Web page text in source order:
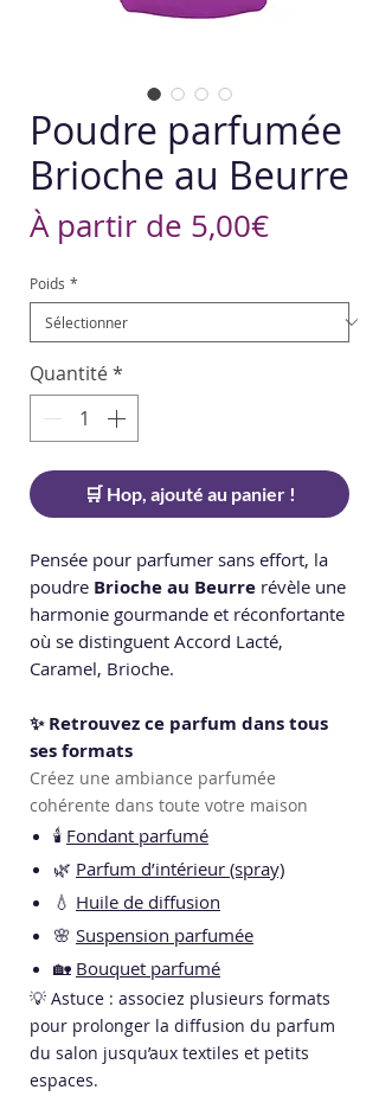
Poudre parfumée
Brioche au Beurre
À partir de 5,00€Prix
Poids *
Quantité*
🛒 Hop, ajouté au panier !
Pensée pour parfumer sans effort, la
poudre Brioche au Beurre révèle une
harmonie gourmande et réconfortante
où se distinguent Accord Lacté,
Caramel, Brioche.
✨ Retrouvez ce parfum dans tous
ses formats
Créez une ambiance parfumée
cohérente dans toute votre maison
🕯️ Fondant parfumé
🌿 Parfum d’intérieur (spray)
💧 Huile de diffusion
🌸 Suspension parfumée
🏡 Bouquet parfumé
💡 Astuce : associez plusieurs formats
pour prolonger la diffusion du parfum
du salon jusqu’aux textiles et petits
espaces.